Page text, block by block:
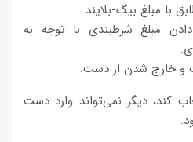
با مبلغ بیگ-بلایند.
مبلغ شرطبندی با توجه به
و خارج شدن از دست.
کند، دیگر نمی‌تواند وارد دست